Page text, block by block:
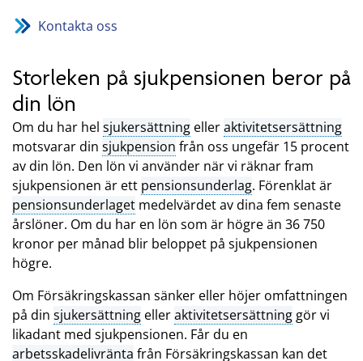
Kontakta oss
Storleken på sjukpensionen beror på
din lön
Om du har hel sjukersättning elleraktivitetsersättning
motsvarar din sjukpension från oss ungefär 15 procent
av din lön. Den lön vi använder när vi räknar fram
sjukpensionen är ett pensionsunderlag. Förenklat är
pensionsunderlaget medelvärdet av dina fem senaste
årslöner. Om du har en lön som är högre än 36 750
kronor per månad blir beloppet på sjukpensionen
högre.
Om Försäkringskassan sänker eller höjer omfattningen
på din sjukersättning elleraktivitetsersättninggör vi
likadant med sjukpensionen. Får du en
arbetsskadelivränta från Försäkringskassan kan det